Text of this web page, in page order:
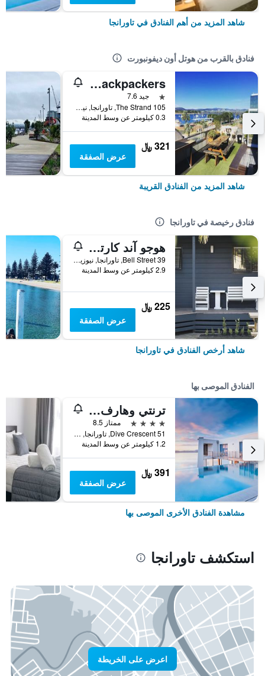
شاهد المزيد من أهم الفنادق في تاورانجا
فنادق بالقرب من هوتل أون ديفونبورت
Harbourside City Backpackers
نجمة واحدة
جيد 7.6
105 The Strand, تاورانجا, نيوزيلندا
0.3 كيلومتر عن وسط المدينة
321 ﷼
عرض الصفقة
شاهد المزيد من الفنادق القريبة
فنادق رخيصة في تاورانجا
هوجو آند كارترز باكباكرز آند موتل
39 Bell Street, تاورانجا, نيوزيلندا
2.9 كيلومتر عن وسط المدينة
225 ﷼
عرض الصفقة
شاهد أرخص الفنادق في تاورانجا
الفنادق الموصى بها
ترنتي وهارف تاورانجا
4 نجوم
ممتاز 8.5
51 Dive Crescent, تاورانجا, نيوزيلندا
1.2 كيلومتر عن وسط المدينة
391 ﷼
عرض الصفقة
مشاهدة الفنادق الأخرى الموصى بها
استكشف تاورانجا
اعرض على الخريطة